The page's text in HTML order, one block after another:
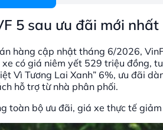
5 sau ưu đãi mới nhất
hàng cập nhật tháng 6/2026,
có giá niêm yết 529 triệu đồng,
Vì Tương Lai Xanh” 6%, ưu đãi
hỗ trợ từ nhà phân phối.
toàn bộ ưu đãi, giá xe thực tế